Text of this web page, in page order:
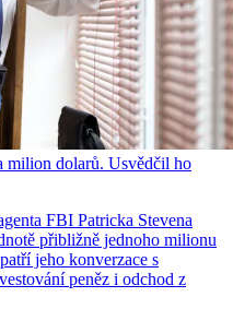
milion dolarů. Usvědčil ho
FBI Patricka Stevena
přibližně jednoho milionu
jeho konverzace s
peněz i odchod z